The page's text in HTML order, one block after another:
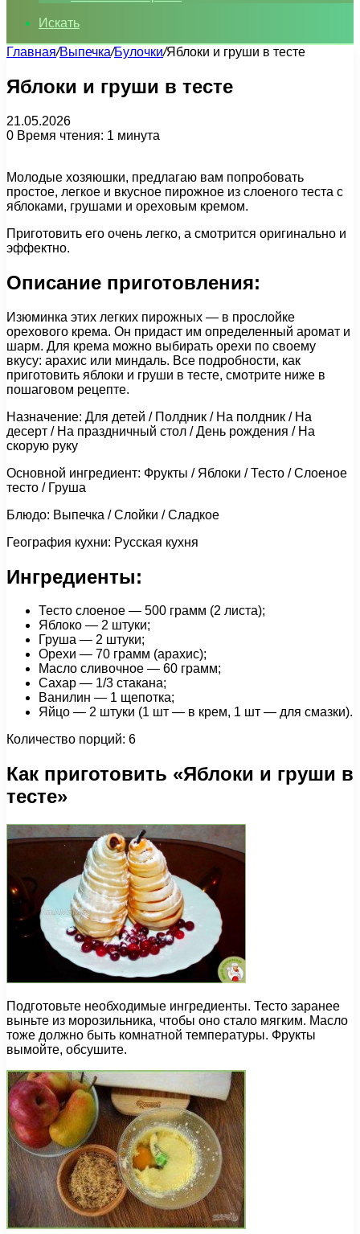
Искать
Главная/Выпечка/Булочки/Яблоки и груши в тесте
Яблоки и груши в тесте
21.05.2026
0 Время чтения: 1 минута
Молодые хозяюшки, предлагаю вам попробовать
простое, легкое и вкусное пирожное из слоеного теста с
яблоками, грушами и ореховым кремом.
Приготовить его очень легко, а смотрится оригинально и
эффектно.
Описание приготовления:
Изюминка этих легких пирожных — в прослойке
орехового крема. Он придаст им определенный аромат и
шарм. Для крема можно выбирать орехи по своему
вкусу: арахис или миндаль. Все подробности, как
приготовить яблоки и груши в тесте, смотрите ниже в
пошаговом рецепте.
Назначение: Для детей / Полдник / На полдник / На
десерт / На праздничный стол / День рождения / На
скорую руку
Основной ингредиент: Фрукты / Яблоки / Тесто / Слоеное
тесто / Груша
Блюдо: Выпечка / Слойки / Сладкое
География кухни: Русская кухня
Ингредиенты:
Тесто слоеное — 500 грамм (2 листа);
Яблоко — 2 штуки;
Груша — 2 штуки;
Орехи — 70 грамм (арахис);
Масло сливочное — 60 грамм;
Сахар — 1/3 стакана;
Ванилин — 1 щепотка;
Яйцо — 2 штуки (1 шт — в крем, 1 шт — для смазки).
Количество порций: 6
Как приготовить «Яблоки и груши в
тесте»
Подготовьте необходимые ингредиенты. Тесто заранее
выньте из морозильника, чтобы оно стало мягким. Масло
тоже должно быть комнатной температуры. Фрукты
вымойте, обсушите.